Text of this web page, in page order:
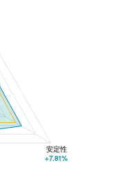
安定性
+7.81%